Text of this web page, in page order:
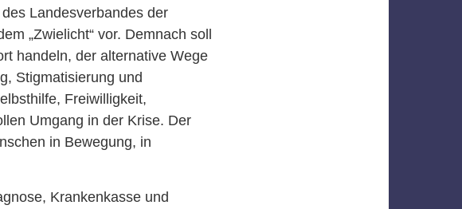
Landesverbandes der
„Zwielicht“ vor. Demnach soll
handeln, der alternative Wege
Stigmatisierung und
Freiwilligkeit,
Umgang in der Krise. Der
in Bewegung, in
Krankenkasse und